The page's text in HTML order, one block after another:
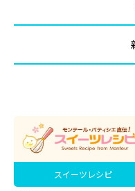
スイーツレシピ